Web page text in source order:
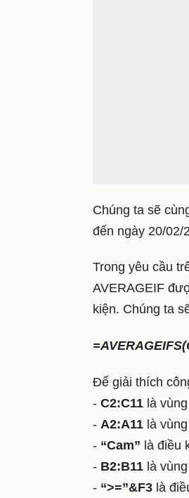
Chúng ta sẽ
đến ngày 20/02/
Trong yêu cầu
AVERAGEIF
kiện. Chúng ta
Để giải thích
- C2:C11 là
- A2:A11 là
- “Cam” là điều
- B2:B11 là
- “>=”&F3 là